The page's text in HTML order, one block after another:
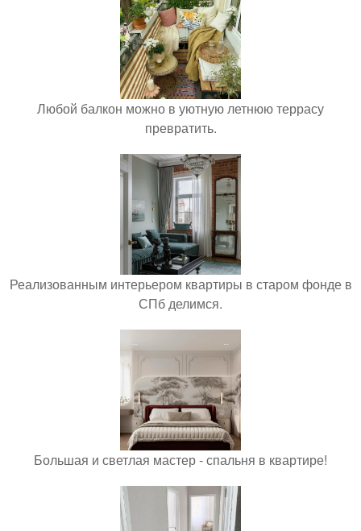
Любой балкон можно в уютную летнюю террасу
превратить.
Реализованным интерьером квартиры в старом фонде в
СПб делимся.
Большая и светлая мастер - спальня в квартире!